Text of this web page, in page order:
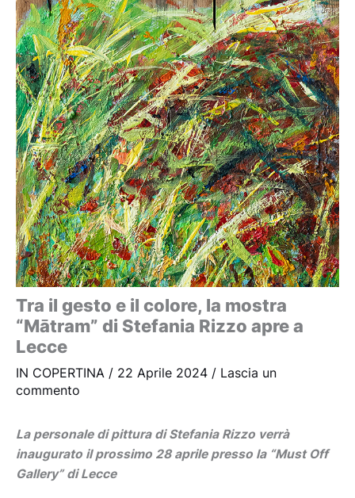
Tra il gesto e il colore, la mostra
“Mātram” di Stefania Rizzo apre a
Lecce
IN COPERTINA / 22 Aprile 2024 / Lascia un
commento
La personale di pittura di Stefania Rizzo verrà
inaugurato il prossimo 28 aprile presso la “Must Off
Gallery” di Lecce